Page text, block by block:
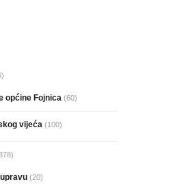
općine Fojnica (60)
vijeća (100)
(20)